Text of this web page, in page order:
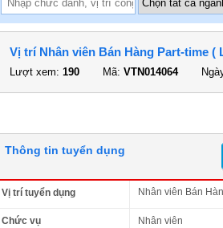
Vị trí Nhân viên Bán Hàng Part-time (
Lượt xem: 190 Mã: VTN014064
Thông tin tuyển dụng
Vị trí tuyển dụng Nhân viên Bán
Chức vụ Nhân viên